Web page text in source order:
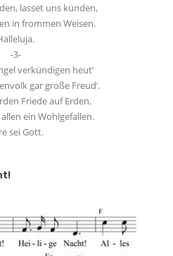
lasset uns künden,
in frommen Weisen.
-3-
verkündigen heut’
gar große Freud’.
Friede auf Erden,
ein Wohlgefallen.
sei Gott.